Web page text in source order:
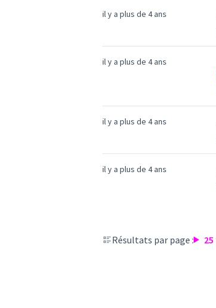
il y a plus de 4 ans
il y a plus de 4 ans
il y a plus de 4 ans
il y a plus de 4 ans
Résultats par page : 25